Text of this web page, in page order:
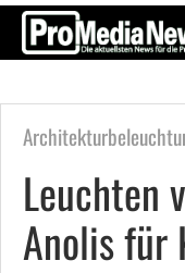
Leuchten
Anolis für